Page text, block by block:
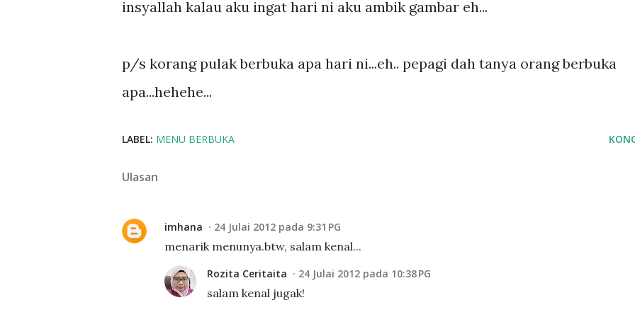
insyallah kalau aku ingat hari ni aku ambik gambar eh...
p/s korang pulak berbuka apa hari ni...eh.. pepagi dah tanya orang berbuka
apa...hehehe...
LABEL: MENU BERBUKA
Ulasan
imhana 24 Julai 2012 pada 9:31 PG
menarik menunya.btw, salam kenal...
Rozita Ceritaita 24 Julai 2012 pada 10:38 PG
salam kenal jugak!